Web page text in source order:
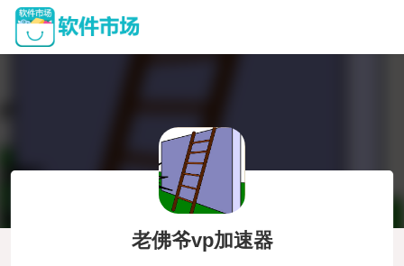
老佛爷vp加速器